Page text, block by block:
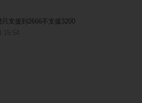
支援到2666不支援3200